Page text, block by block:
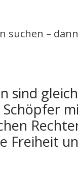
suchen –
sind
Schöpfer
Freiheit